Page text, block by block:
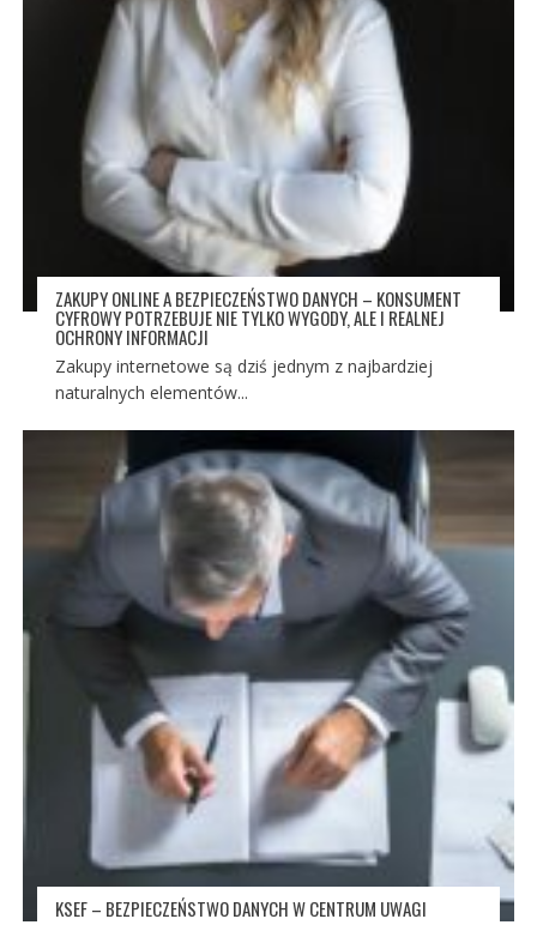
ZAKUPY ONLINE A BEZPIECZEŃSTWO DANYCH – KONSUMENT
CYFROWY POTRZEBUJE NIE TYLKO WYGODY, ALE I REALNEJ
OCHRONY INFORMACJI
Zakupy internetowe są dziś jednym z najbardziej
naturalnych elementów...
KSEF – BEZPIECZEŃSTWO DANYCH W CENTRUM UWAGI